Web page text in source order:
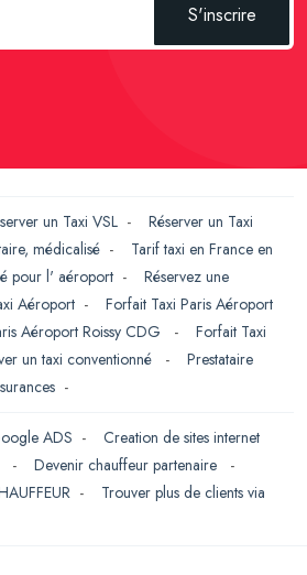
S'inscrire
un Taxi VSL - Réserver un Taxi
médicalisé - Tarif taxi en France en
pour l' aéroport - Réservez une
Aéroport - Forfait Taxi Paris Aéroport
Aéroport Roissy CDG - Forfait Taxi
un taxi conventionné - Prestataire
-
ADS - Creation de sites internet
- Devenir chauffeur partenaire
-
- Trouver plus de clients via